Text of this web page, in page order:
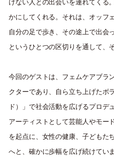
けない人との出会いを連れてくる
かにしてくれる。それは、オッフ
自分の足で歩き、その途上で出会
というひとつの区切りを通して、
今回のゲストは、フェムケアブラ
クターであり、自ら立ち上げたボ
ド）」で社会活動を広げるプロデ
アーティストとして芸能人やモー
を起点に、女性の健康、子どもた
へと、確かに歩幅を広げ続けていま